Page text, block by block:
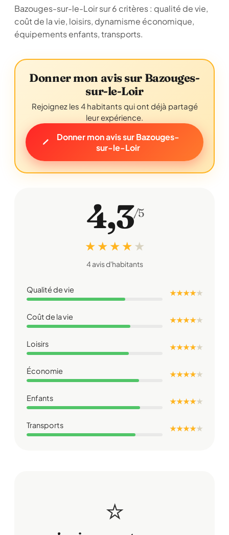
Bazouges-sur-le-Loir sur 6 critères : qualité de vie,
coût de la vie, loisirs, dynamisme économique,
équipements enfants, transports.
Donner mon avis sur Bazouges-
sur-le-Loir
Rejoignez les 4 habitants qui ont déjà partagé
leur expérience.
Donner mon avis sur Bazouges-
sur-le-Loir
4,3/5
★ ★ ★ ★ ★
4 avis d'habitants
Qualité de vie ★ ★ ★ ★★
Coût de la vie ★ ★ ★ ★★
Loisirs ★ ★ ★ ★★
Économie ★ ★ ★ ★★
Enfants ★ ★ ★ ★★
Transports ★ ★ ★ ★★
⭐